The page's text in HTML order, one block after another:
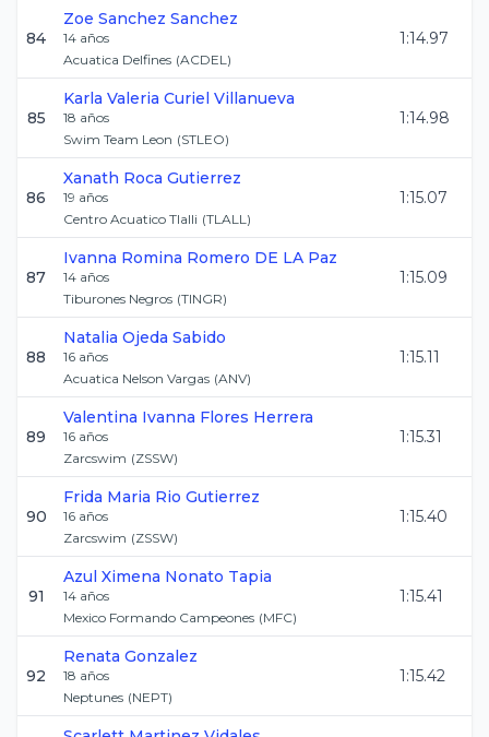
84
Zoe Sanchez Sanchez
14 años
Acuatica Delfines (ACDEL)
1:14.97
85
Karla Valeria Curiel Villanueva
18 años
Swim Team Leon (STLEO)
1:14.98
86
Xanath Roca Gutierrez
19 años
Centro Acuatico Tlalli (TLALL)
1:15.07
87
Ivanna Romina Romero DE LA Paz
14 años
Tiburones Negros (TINGR)
1:15.09
88
Natalia Ojeda Sabido
16 años
Acuatica Nelson Vargas (ANV)
1:15.11
89
Valentina Ivanna Flores Herrera
16 años
Zarcswim (ZSSW)
1:15.31
90
Frida Maria Rio Gutierrez
16 años
Zarcswim (ZSSW)
1:15.40
91
Azul Ximena Nonato Tapia
14 años
Mexico Formando Campeones (MFC)
1:15.41
92
Renata Gonzalez
18 años
Neptunes (NEPT)
1:15.42